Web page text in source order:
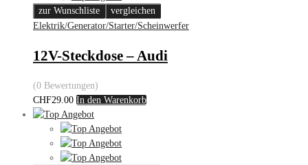
zur Wunschliste
vergleichen
Elektrik/Generator/Starter/Scheinwerfer
12V-Steckdose – Audi
(0 Bewertungen)
CHF29.00 In den Warenkorb